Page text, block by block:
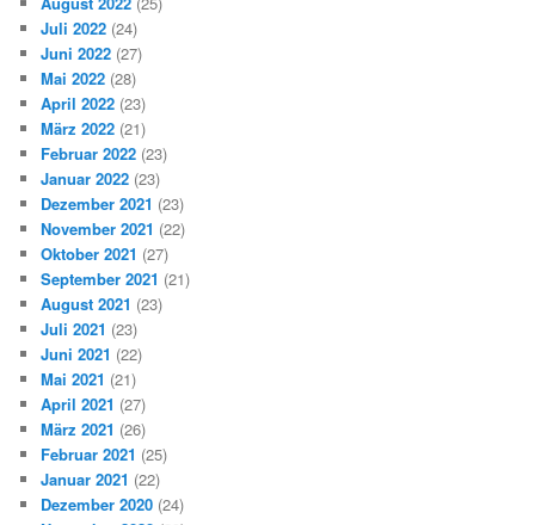
Juli 2022 (24)
Juni 2022 (27)
Mai 2022 (28)
April 2022 (23)
März 2022 (21)
Februar 2022 (23)
Januar 2022 (23)
Dezember 2021 (23)
November 2021 (22)
Oktober 2021 (27)
September 2021 (21)
August 2021 (23)
Juli 2021 (23)
Juni 2021 (22)
Mai 2021 (21)
April 2021 (27)
März 2021 (26)
Februar 2021 (25)
Januar 2021 (22)
Dezember 2020 (24)